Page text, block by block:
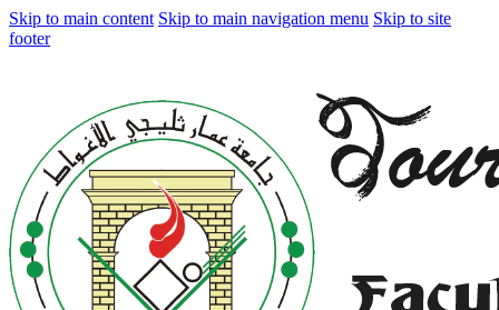
Skip to main content Skip to main navigation menu Skip to site
footer